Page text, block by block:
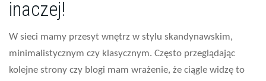
inaczej!
W sieci mamy przesyt wnętrz w stylu skandynawskim,
minimalistycznym czy klasycznym. Często przeglądając
kolejne strony czy blogi mam wrażenie, że ciągle widzę to